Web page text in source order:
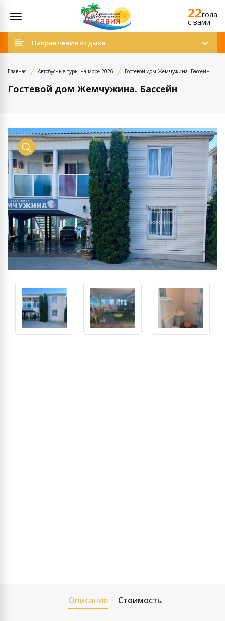
22года
c вами
Направления отдыха
Главная Автобусные туры на море 2026 Гостевой дом Жемчужина. Бассейн
Гостевой дом Жемчужина. Бассейн
Просмотр
Описание Стоимость